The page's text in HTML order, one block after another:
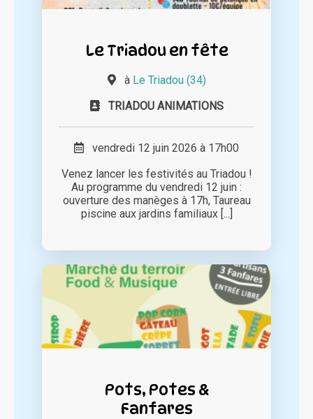
Le Triadou en fête
à Le Triadou (34)
TRIADOU ANIMATIONS
vendredi 12 juin 2026 à 17h00
Venez lancer les festivités au Triadou !
Au programme du vendredi 12 juin :
ouverture des manèges à 17h, Taureau
piscine aux jardins familiaux [...]
Pots, Potes &
Fanfares